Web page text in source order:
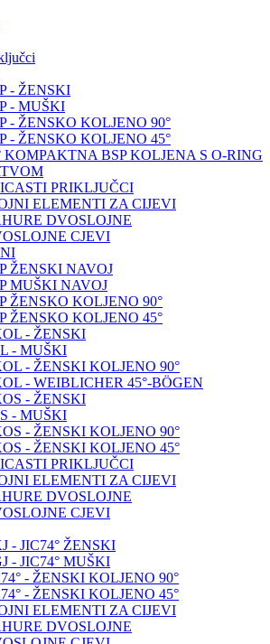
- ŽENSKI
- MUŠKI
- ŽENSKO KOLJENO 90°
- ŽENSKO KOLJENO 45°
KOMPAKTNA BSP KOLJENA S O-RING
PRIKLJUČCI
ELEMENTI ZA CIJEVI
DVOSLOJNE
CJEVI
ŽENSKI NAVOJ
MUŠKI NAVOJ
ŽENSKO KOLJENO 90°
ŽENSKO KOLJENO 45°
- ŽENSKI
- MUŠKI
- ŽENSKI KOLJENO 90°
- WEIBLICHER 45°-BÖGEN
- ŽENSKI
- MUŠKI
- ŽENSKI KOLJENO 90°
- ŽENSKI KOLJENO 45°
PRIKLJUČCI
ELEMENTI ZA CIJEVI
DVOSLOJNE
CJEVI
- JIC74° ŽENSKI
- JIC74° MUŠKI
- ŽENSKI KOLJENO 90°
- ŽENSKI KOLJENO 45°
ELEMENTI ZA CIJEVI
DVOSLOJNE